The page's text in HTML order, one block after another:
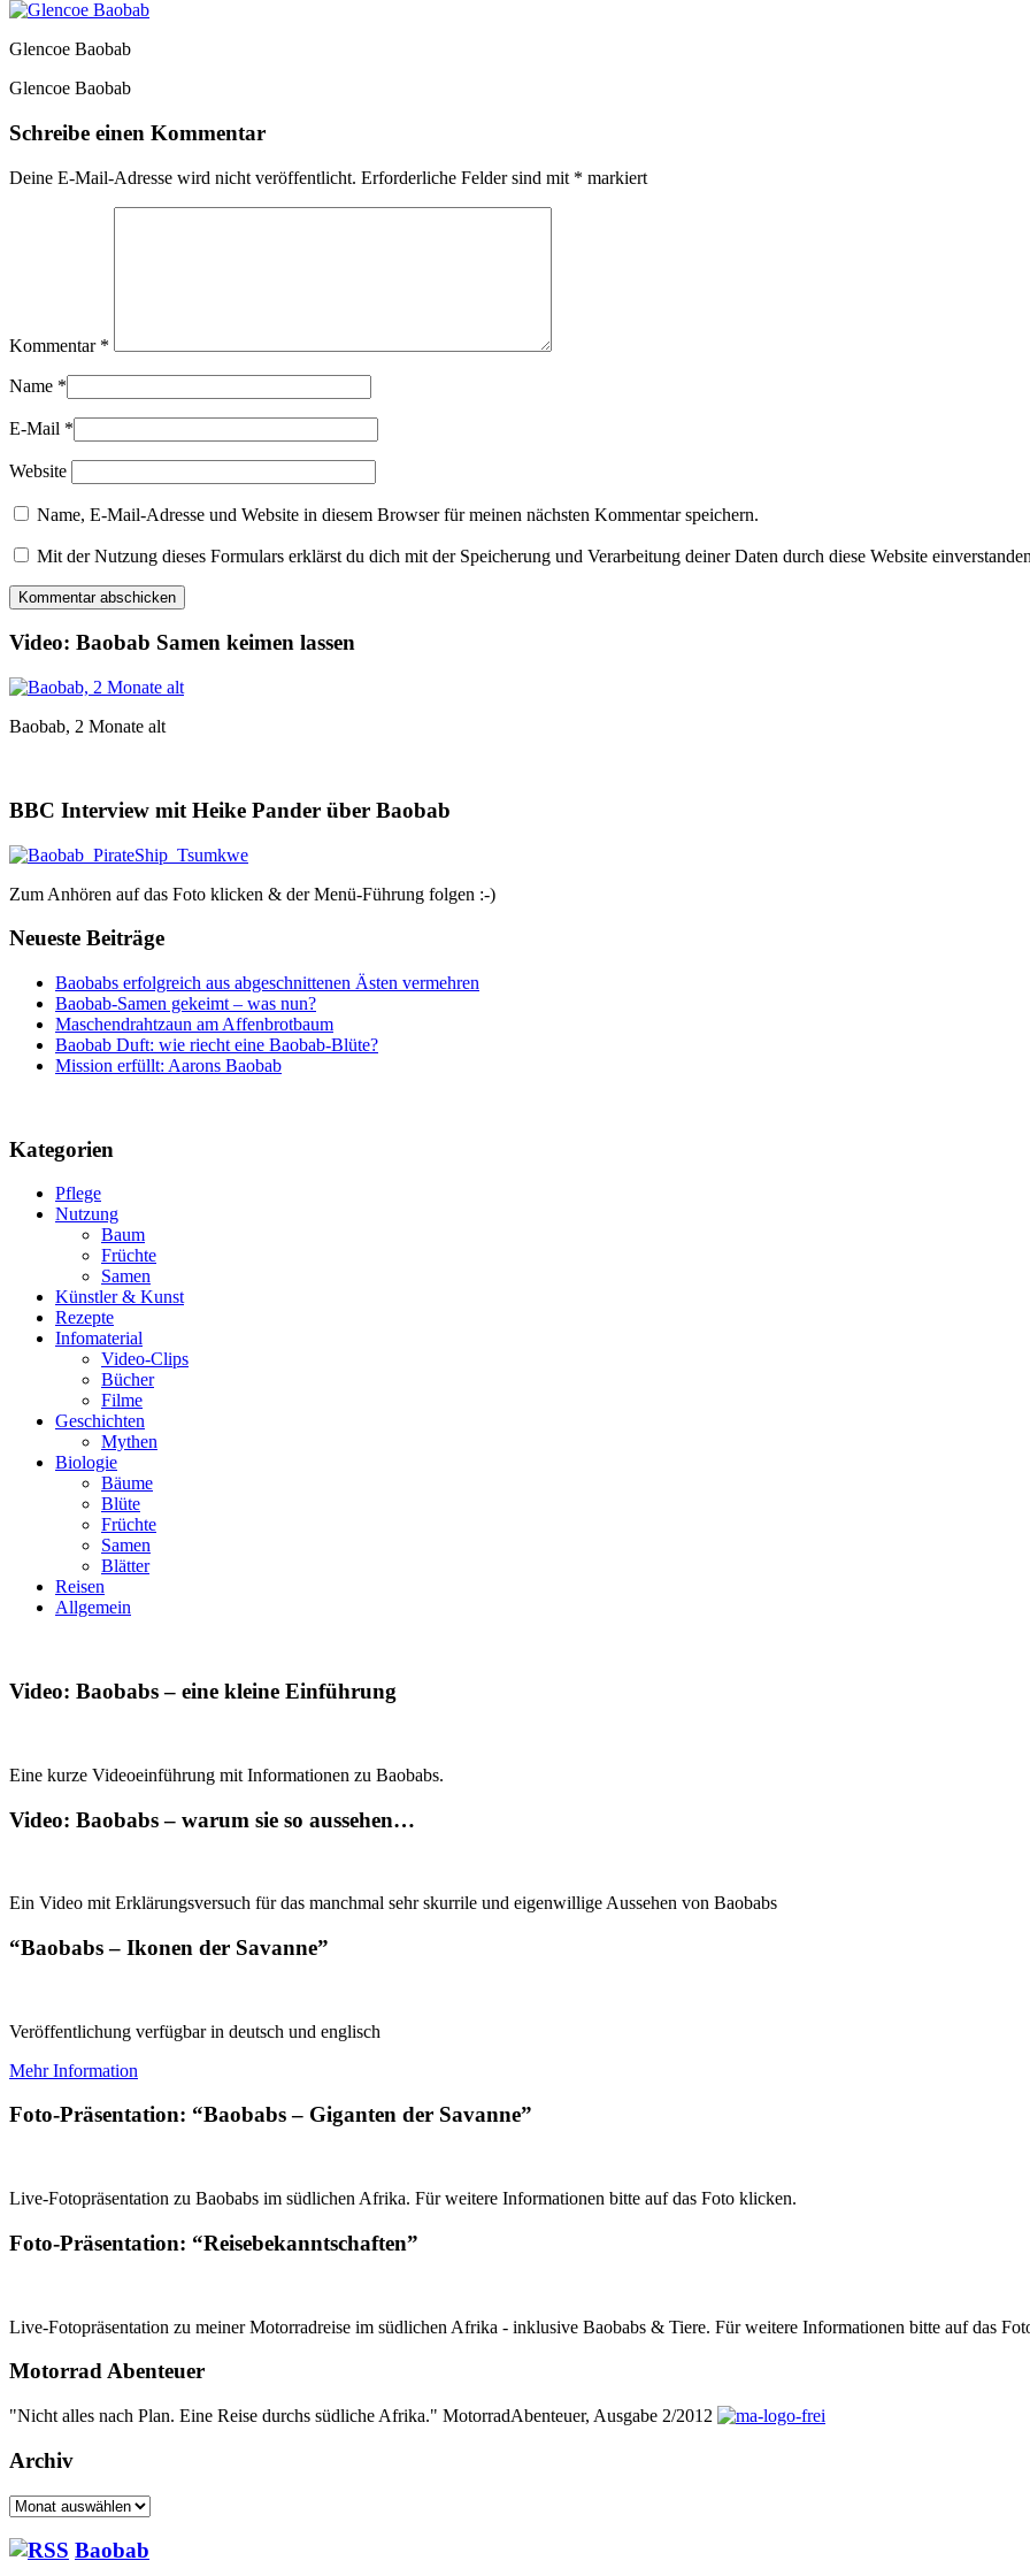
Glencoe Baobab
Glencoe Baobab
Schreibe einen Kommentar
Deine E-Mail-Adresse wird nicht veröffentlicht. Erforderliche Felder sind mit * markiert
Kommentar *
Name *
E-Mail *
Website
Name, E-Mail-Adresse und Website in diesem Browser für meinen nächsten Kommentar speichern.
Mit der Nutzung dieses Formulars erklärst du dich mit der Speicherung und Verarbeitung deiner Daten durch diese Website
Video: Baobab Samen keimen lassen
Baobab, 2 Monate alt
BBC Interview mit Heike Pander über Baobab
Zum Anhören auf das Foto klicken & der Menü-Führung folgen :-)
Neueste Beiträge
Baobabs erfolgreich aus abgeschnittenen Ästen vermehren
Baobab-Samen gekeimt – was nun?
Maschendrahtzaun am Affenbrotbaum
Baobab Duft: wie riecht eine Baobab-Blüte?
Mission erfüllt: Aarons Baobab
Kategorien
Pflege
Nutzung
Baum
Früchte
Samen
Künstler & Kunst
Rezepte
Infomaterial
Video-Clips
Bücher
Filme
Geschichten
Mythen
Biologie
Bäume
Blüte
Früchte
Samen
Blätter
Reisen
Allgemein
Video: Baobabs – eine kleine Einführung
Eine kurze Videoeinführung mit Informationen zu Baobabs.
Video: Baobabs – warum sie so aussehen…
Ein Video mit Erklärungsversuch für das manchmal sehr skurrile und eigenwillige Aussehen von Baobabs
“Baobabs – Ikonen der Savanne”
Veröffentlichung verfügbar in deutsch und englisch
Mehr Information
Foto-Präsentation: “Baobabs – Giganten der Savanne”
Live-Fotopräsentation zu Baobabs im südlichen Afrika. Für weitere Informationen bitte auf das Foto klicken.
Foto-Präsentation: “Reisebekanntschaften”
Live-Fotopräsentation zu meiner Motorradreise im südlichen Afrika - inklusive Baobabs & Tiere. Für weitere Informationen bitte auf das
Motorrad Abenteuer
"Nicht alles nach Plan. Eine Reise durchs südliche Afrika." MotorradAbenteuer, Ausgabe 2/2012
Archiv
Archiv
Baobab